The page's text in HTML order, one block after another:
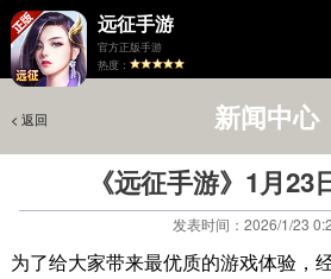
远征手游
官方正版手游
热度：
新闻中心
< 返回
< 返回
《远征手游》1月23
发表时间：2026/1/23
为了给大家带来最优质的游戏体验，